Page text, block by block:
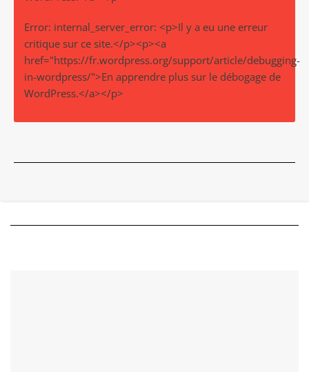
Error: internal_server_error: <p>Il y a eu une erreur
critique sur ce site.</p><p><a
href="https://fr.wordpress.org/support/article/debugging-
in-wordpress/">En apprendre plus sur le débogage de
WordPress.</a></p>